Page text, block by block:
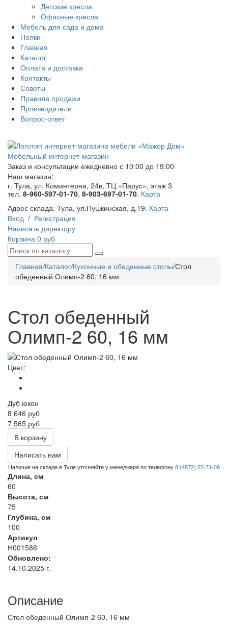
Детские кресла
Офисные кресла
Мебель для сада и дома
Полки
Главная
Каталог
Оплата и доставка
Контакты
Советы
Правила продажи
Производители
Вопрос-ответ
Мебельный интернет-магазин
Заказ и консультации ежедневно с 10:00 до 19:00
Наш магазин:
г. Тула, ул. Коминтерна, 24в, ТЦ «Парус», этаж 3
тел. 8-960-597-01-70, 8-903-697-01-70. Карта
Адрес склада: Тула, ул.Пушкинская, д.19. Карта
Вход / Регистрация
Написать директору
Корзина 0 руб
Главная/Каталог/Кухонные и обеденные столы/Стол
обеденный Олимп-2 60, 16 мм
Стол обеденный
Олимп-2 60, 16 мм
Цвет:
Дуб юкон
8 646 руб
7 565 руб
В корзину
Написать нам
Наличие на складе в Туле уточняйте у менеджера по телефону8 (4872) 22-71-09
Длина, см
60
Высота, см
75
Глубина, см
100
Артикул
Н001586
Обновлено:
14.10.2025 г.
Описание
Стол обеденный Олимп-2 60, 16 мм